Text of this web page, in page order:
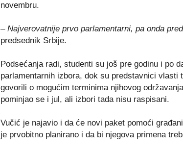
novembru.
– Najverovatnije prvo parlamentarni, pa onda
predsednik Srbije.
Podsećanja radi, studenti su još pre godinu i po
parlamentarnih izbora, dok su predstavnici vlasti
govorili o mogućim terminima njihovog
pominjao se i jul, ali izbori tada nisu raspisani.
Vučić je najavio i da će novi paket pomoći
je prvobitno planirano i da bi njegova primena